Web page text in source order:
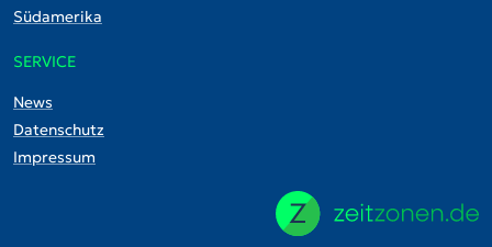
Südamerika
SERVICE
News
Datenschutz
Impressum